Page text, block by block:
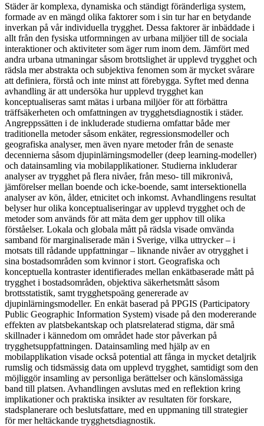
Städer är komplexa, dynamiska och ständigt föränderliga system,
formade av en mängd olika faktorer som i sin tur har en betydande
inverkan på vår individuella trygghet. Dessa faktorer är inbäddade i
allt från den fysiska utformningen av urbana miljöer till de sociala
interaktioner och aktiviteter som äger rum inom dem. Jämfört med
andra urbana utmaningar såsom brottslighet är upplevd trygghet och
rädsla mer abstrakta och subjektiva fenomen som är mycket svårare
att definiera, förstå och inte minst att förebygga. Syftet med denna
avhandling är att undersöka hur upplevd trygghet kan
konceptualiseras samt mätas i urbana miljöer för att förbättra
träffsäkerheten och omfattningen av trygghetsdiagnostik i städer.
Angreppssätten i de inkluderade studierna omfattar både mer
traditionella metoder såsom enkäter, regressionsmodeller och
geografiska analyser, men även nyare metoder från de senaste
decennierna såsom djupinlärningsmodeller (deep learning-modeller)
och datainsamling via mobilapplikationer. Studierna inkluderar
analyser av trygghet på flera nivåer, från meso- till mikronivå,
jämförelser mellan boende och icke-boende, samt intersektionella
analyser av kön, ålder, etnicitet och inkomst. Avhandlingens resultat
belyser hur olika konceptualiseringar av upplevd trygghet och de
metoder som används för att mäta dem ger upphov till olika
förståelser. Lokala och globala mått på rädsla visade omvända
samband för marginaliserade män i Sverige, vilka uttrycker – i
motsats till rådande uppfattningar – liknande nivåer av otrygghet i
sina bostadsområden som kvinnor i stort. Geografiska och
konceptuella kontraster identifierades mellan enkätbaserade mått på
trygghet i bostadsområden, objektiva säkerhetsmått såsom
brottsstatistik, samt trygghetspoäng genererade av
djupinlärningsmodeller. En enkät baserad på PPGIS (Participatory
Public Geographic Information System) visade på den modererande
effekten av platsbekantskap och platsrelaterad stigma, där små
skillnader i kännedom om området hade stor påverkan på
trygghetsuppfattningen. Datainsamling med hjälp av en
mobilapplikation visade också potential att fånga in mycket detaljrik
rumslig och tidsmässig data om upplevd trygghet, samtidigt som den
möjliggör insamling av personliga berättelser och känslomässiga
band till platsen. Avhandlingen avslutas med en reflektion kring
implikationer och praktiska insikter av resultaten för forskare,
stadsplanerare och beslutsfattare, med en uppmaning till strategier
för mer heltäckande trygghetsdiagnostik.